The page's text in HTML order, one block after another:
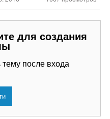
для создания
после входа